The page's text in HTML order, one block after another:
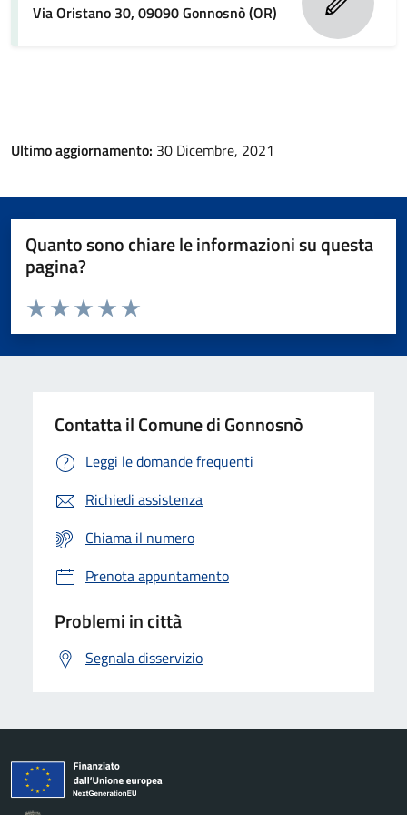
Via Oristano 30, 09090 Gonnosnò (OR)
Ultimo aggiornamento: 30 Dicembre, 2021
Quanto sono chiare le informazioni su questa
pagina?
Valuta da 1 a 5 stelle la pagina
Valuta 5 stelle su 5
Valuta 4 stelle su 5
Valuta 3 stelle su 5
Valuta 2 stelle su 5
Valuta 1 stelle su 5
Contatta il Comune di Gonnosnò
Leggi le domande frequenti
Richiedi assistenza
Chiama il numero
Prenota appuntamento
Problemi in città
Segnala disservizio